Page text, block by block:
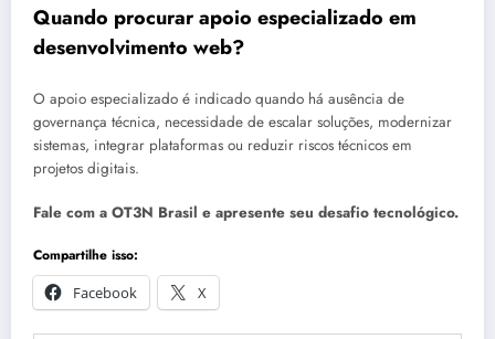
Quando procurar apoio especializado em
desenvolvimento web?
O apoio especializado é indicado quando há ausência de
governança técnica, necessidade de escalar soluções, modernizar
sistemas, integrar plataformas ou reduzir riscos técnicos em
projetos digitais.
Fale com a OT3N Brasil e apresente seu desafio tecnológico.
Compartilhe isso:
Facebook
X